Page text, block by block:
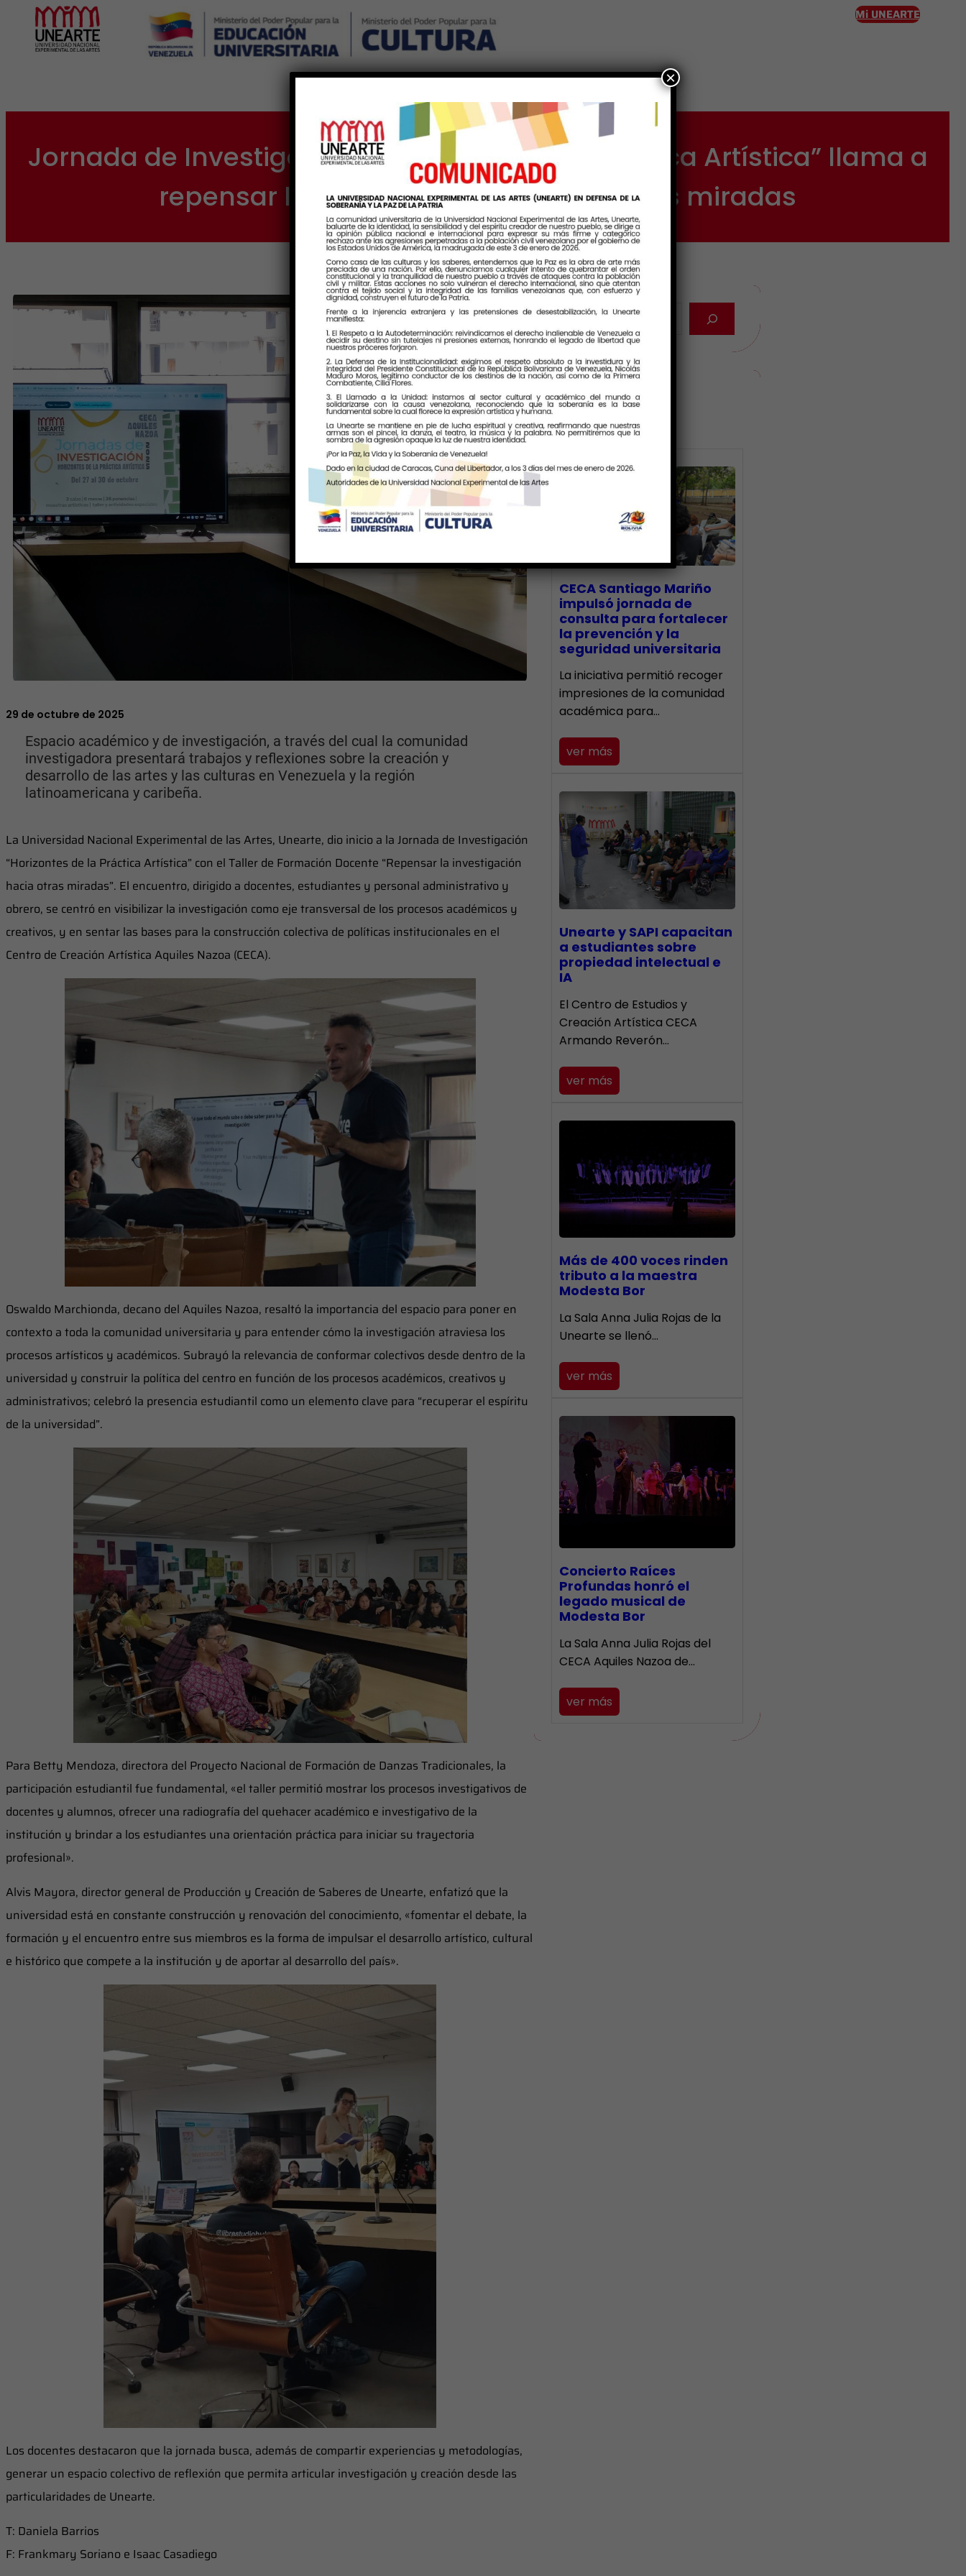
Mi UNEARTE
Ingreso
Jornada de Investigación “Horizontes de la Práctica Artística” llama a
repensar la investigación desde nuevas miradas
29 de octubre de 2025
Espacio académico y de investigación, a través del cual la comunidad
investigadora presentará trabajos y reflexiones sobre la creación y
desarrollo de las artes y las culturas en Venezuela y la región
latinoamericana y caribeña.
La Universidad Nacional Experimental de las Artes, Unearte, dio inicio a la Jornada de Investigación
“Horizontes de la Práctica Artística” con el Taller de Formación Docente “Repensar la investigación
hacia otras miradas”. El encuentro, dirigido a docentes, estudiantes y personal administrativo y
obrero, se centró en visibilizar la investigación como eje transversal de los procesos académicos y
creativos, y en sentar las bases para la construcción colectiva de políticas institucionales en el
Centro de Creación Artística Aquiles Nazoa (CECA).
Oswaldo Marchionda, decano del Aquiles Nazoa, resaltó la importancia del espacio para poner en
contexto a toda la comunidad universitaria y para entender cómo la investigación atraviesa los
procesos artísticos y académicos. Subrayó la relevancia de conformar colectivos desde dentro de la
universidad y construir la política del centro en función de los procesos académicos, creativos y
administrativos; celebró la presencia estudiantil como un elemento clave para “recuperar el espíritu
de la universidad”.
Para Betty Mendoza, directora del Proyecto Nacional de Formación de Danzas Tradicionales, la
participación estudiantil fue fundamental, «el taller permitió mostrar los procesos investigativos de
docentes y alumnos, ofrecer una radiografía del quehacer académico e investigativo de la
institución y brindar a los estudiantes una orientación práctica para iniciar su trayectoria
profesional».
Alvis Mayora, director general de Producción y Creación de Saberes de Unearte, enfatizó que la
universidad está en constante construcción y renovación del conocimiento, «fomentar el debate, la
formación y el encuentro entre sus miembros es la forma de impulsar el desarrollo artístico, cultural
e histórico que compete a la institución y de aportar al desarrollo del país».
Los docentes destacaron que la jornada busca, además de compartir experiencias y metodologías,
generar un espacio colectivo de reflexión que permita articular investigación y creación desde las
particularidades de Unearte.
T: Daniela Barrios
F: Frankmary Soriano e Isaac Casadiego
Últimas Noticias
CECA Santiago Mariño
impulsó jornada de
consulta para fortalecer
la prevención y la
seguridad universitaria
La iniciativa permitió recoger
impresiones de la comunidad
académica para…
ver más
Unearte y SAPI capacitan
a estudiantes sobre
propiedad intelectual e
IA
El Centro de Estudios y
Creación Artística CECA
Armando Reverón…
ver más
Más de 400 voces rinden
tributo a la maestra
Modesta Bor
​La Sala Anna Julia Rojas de la
Unearte se llenó…
ver más
​Concierto Raíces
Profundas honró el
legado musical de
Modesta Bor
La Sala Anna Julia Rojas del
CECA Aquiles Nazoa de…
ver más
×